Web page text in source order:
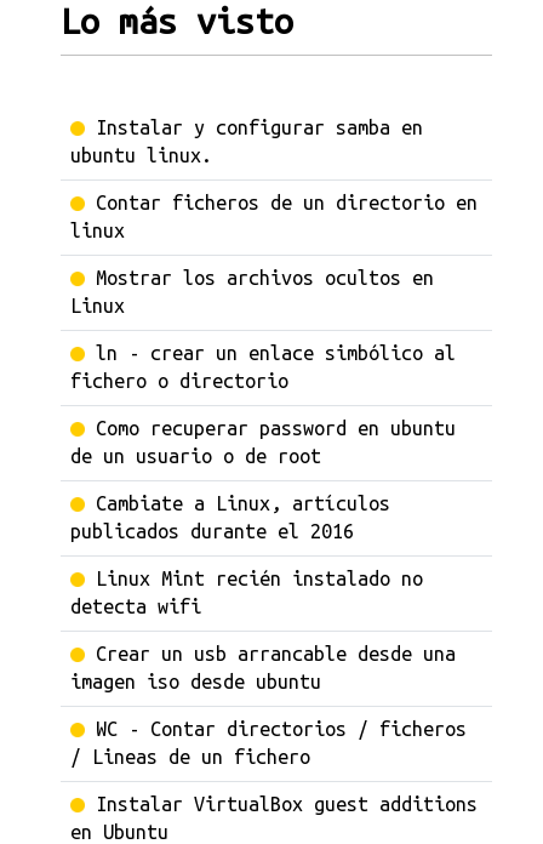
Lo más visto
Instalar y configurar samba en
ubuntu linux.
Contar ficheros de un directorio en
linux
Mostrar los archivos ocultos en
Linux
ln - crear un enlace simbólico al
fichero o directorio
Como recuperar password en ubuntu
de un usuario o de root
Cambiate a Linux, artículos
publicados durante el 2016
Linux Mint recién instalado no
detecta wifi
Crear un usb arrancable desde una
imagen iso desde ubuntu
WC - Contar directorios / ficheros
/ Lineas de un fichero
Instalar VirtualBox guest additions
en Ubuntu